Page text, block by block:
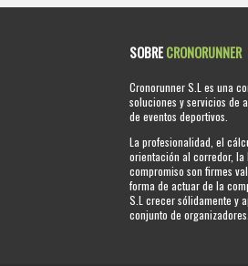
SOBRECRONORUNNER
Cronorunner S.L es una
soluciones y servicios de
de eventos deportivos.
La profesionalidad, el
orientación al corredor, la
compromiso son firmes
forma de actuar de la
S.L crecer sólidamente y
conjunto de organizadores.